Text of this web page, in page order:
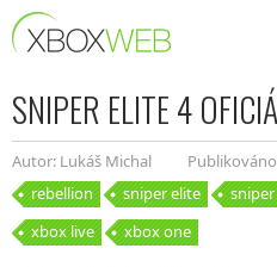
SNIPER ELITE 4
Autor: Lukáš Michal
rebellion
sniper elite
xbox live
xbox one